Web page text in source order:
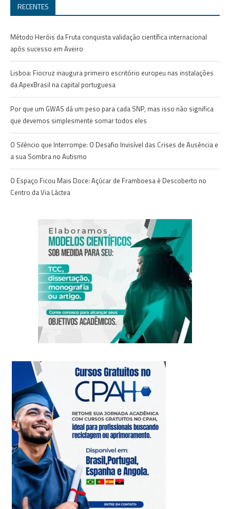
RECENTES
Método Heróis da Fruta conquista validação científica internacional
após sucesso em Aveiro
Lisboa: Fiocruz inaugura primeiro escritório europeu nas instalações
da ApexBrasil na capital portuguesa
Por que um GWAS dá um peso para cada SNP, mas isso não significa
que devemos simplesmente somar todos eles
O Silêncio que Interrompe: O Desafio Invisível das Crises de Ausência e
a sua Sombra no Autismo
O Espaço Ficou Mais Doce: Açúcar de Framboesa é Descoberto no
Centro da Via Láctea